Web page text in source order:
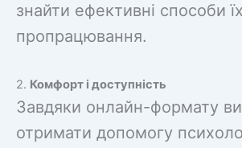
знайти ефективні способи їх
пропрацювання.
2. Комфорт і доступність
Завдяки онлайн-формату
отримати допомогу